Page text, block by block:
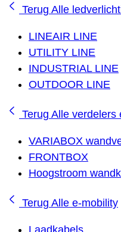
Terug Alle
LINEAIR LINE
UTILITY LINE
INDUSTRIAL LINE
OUTDOOR LINE
Terug Alle verdelers
VARIABOX
FRONTBOX
Hoogstroom
Terug Alle e-mobility
Laadkabels